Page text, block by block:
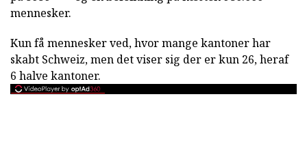
mennesker.
Kun få mennesker ved, hvor mange kantoner har
skabt Schweiz, men det viser sig der er kun 26, heraf
6 halve kantoner.